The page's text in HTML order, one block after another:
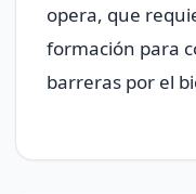
opera, que
formación para
barreras por el